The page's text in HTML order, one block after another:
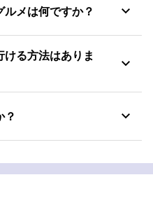
メは何ですか？
る方法はありま
？